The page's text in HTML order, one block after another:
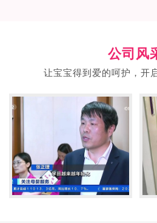
公司风
让宝宝得到爱的呵护，开